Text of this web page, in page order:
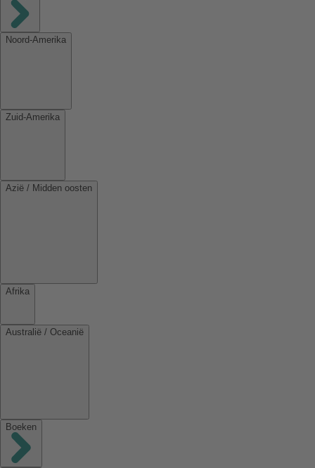
Noord-Amerika
Zuid-Amerika
Azië / Midden oosten
Afrika
Australië / Oceanië
Boeken